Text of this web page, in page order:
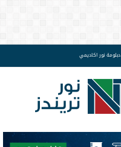
دبلومة نور اكاديمي